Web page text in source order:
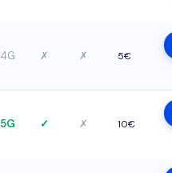
4G ✗ ✗ 5€
5G ✓ ✗ 10€